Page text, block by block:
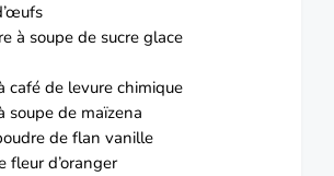
à soupe de sucre glace
café de levure chimique
soupe de maïzena
de flan vanille
fleur d’oranger